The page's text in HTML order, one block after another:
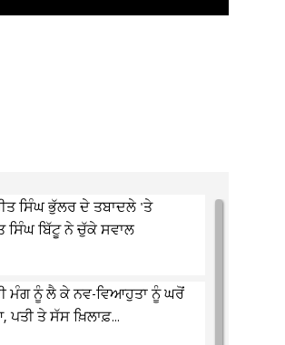
ਸਿੰਘ ਭੁੱਲਰ ਦੇ ਤਬਾਦਲੇ 'ਤੇ
ਸਿੰਘ ਬਿੱਟੂ ਨੇ ਚੁੱਕੇ ਸਵਾਲ
ਮੰਗ ਨੂੰ ਲੈ ਕੇ ਨਵ-ਵਿਆਹੁਤਾ ਨੂੰ ਘਰੋਂ
ਪਤੀ ਤੇ ਸੱਸ ਖ਼ਿਲਾਫ਼...